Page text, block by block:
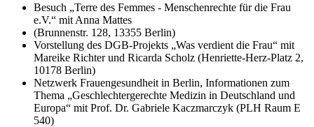
Besuch „Terre des Femmes - Menschenrechte für die Frau
e.V.“ mit Anna Mattes
(Brunnenstr. 128, 13355 Berlin)
Vorstellung des DGB-Projekts „Was verdient die Frau“ mit
Mareike Richter und Ricarda Scholz (Henriette-Herz-Platz 2,
10178 Berlin)
Netzwerk Frauengesundheit in Berlin, Informationen zum
Thema „Geschlechtergerechte Medizin in Deutschland und
Europa“ mit Prof. Dr. Gabriele Kaczmarczyk (PLH Raum E
540)